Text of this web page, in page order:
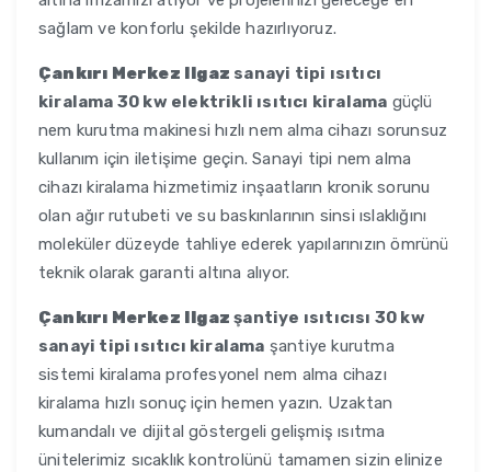
sağlam ve konforlu şekilde hazırlıyoruz.
Çankırı Merkez Ilgaz sanayi tipi ısıtıcı
kiralama 30 kw elektrikli ısıtıcı kiralama güçlü
nem kurutma makinesi hızlı nem alma cihazı sorunsuz
kullanım için iletişime geçin. Sanayi tipi nem alma
cihazı kiralama hizmetimiz inşaatların kronik sorunu
olan ağır rutubeti ve su baskınlarının sinsi ıslaklığını
moleküler düzeyde tahliye ederek yapılarınızın ömrünü
teknik olarak garanti altına alıyor.
Çankırı Merkez Ilgaz şantiye ısıtıcısı 30 kw
sanayi tipi ısıtıcı kiralama şantiye kurutma
sistemi kiralama profesyonel nem alma cihazı
kiralama hızlı sonuç için hemen yazın. Uzaktan
kumandalı ve dijital göstergeli gelişmiş ısıtma
ünitelerimiz sıcaklık kontrolünü tamamen sizin elinize